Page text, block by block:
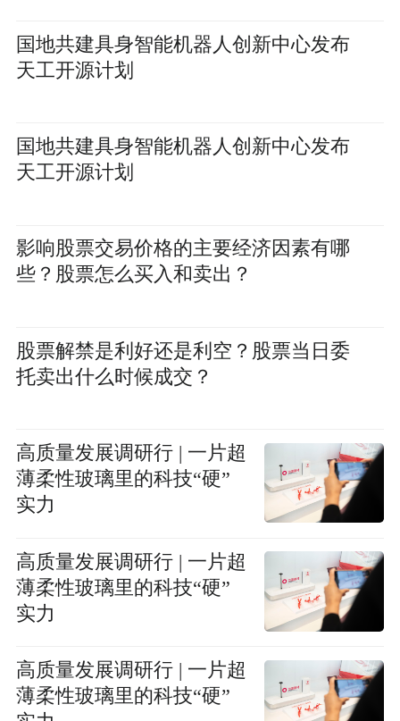
国地共建具身智能机器人创新中心发布
天工开源计划
国地共建具身智能机器人创新中心发布
天工开源计划
影响股票交易价格的主要经济因素有哪
些？股票怎么买入和卖出？
股票解禁是利好还是利空？股票当日委
托卖出什么时候成交？
高质量发展调研行 | 一片超
薄柔性玻璃里的科技“硬”
实力
高质量发展调研行 | 一片超
薄柔性玻璃里的科技“硬”
实力
高质量发展调研行 | 一片超
薄柔性玻璃里的科技“硬”